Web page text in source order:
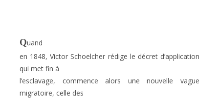
Quand
en 1848, Victor Schoelcher rédige le décret d’application
qui met fin à
l’esclavage, commence alors une nouvelle vague
migratoire, celle des